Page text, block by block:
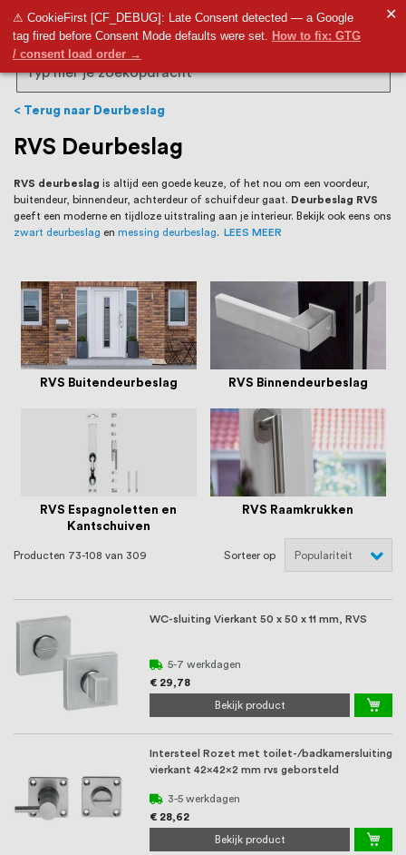
9,5
⚠ CookieFirst [CF_DEBUG]: Late Consent detected — a Google
tag fired before Consent Mode defaults were set. How to fix: GTG
/ consent load order →
✕
RVS Land is een écht familiebedrijf met
bijna 20 jaar ervaring in RVS producten
voor binnen- en buitenhuis, waaronder
trapleuningen, deurbeslag,
ventilatieroosters en bouwbeslag. In onze
webshop vind je het grootste assortiment
van Nederland en België, met meer dan
100.000 hoogwaardige RVS artikelen
direct uit voorraad leverbaar. Wij hebben
tevens een eigen werkplaats waar we
RVS op maat produceren, geheel volgens
jouw specifieke wensen. Al sinds onze
oprichting staat persoonlijke service bij
ons voorop, want we geloven dat een
goede relatie met onze klanten het
verschil maakt.
Search
Terug naar Deurbeslag
RVS Deurbeslag
RVS deurbeslag is altijd een goede keuze, of het nou om een voordeur,
buitendeur, binnendeur, achterdeur of schuifdeur gaat. Deurbeslag RVS
geeft een moderne en tijdloze uitstraling aan je interieur. Bekijk ook eens ons
zwart deurbeslag en messing deurbeslag. LEES MEER
RVS Buitendeurbeslag RVS Binnendeurbeslag
RVS Espagnoletten en
Kantschuiven
RVS Raamkrukken
Producten 73-108 van 309 Sorteer op
WC-sluiting Vierkant 50 x 50 x 11 mm, RVS
5-7 werkdagen
€ 29,78
Bekijk product
Intersteel Rozet met toilet-/badkamersluiting
vierkant 42x42x2 mm rvs geborsteld
3-5 werkdagen
€ 28,62
Bekijk product